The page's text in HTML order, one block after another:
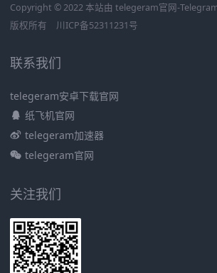
Copyright © 2022 本站由 telegeram官网-
版权所有
川ICP备52311231号
联系我们
telegeram安卓下载官网
纸飞机官网
telegeram加速器
telegeram官网
关注我们